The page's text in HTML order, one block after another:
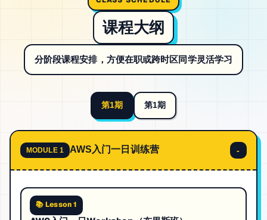
课程大纲
分阶段课程安排，方便在职或跨时区同学灵活学习
第1期 第1期
MODULE 1 AWS入门一日训练营 -
📚 Lesson 1